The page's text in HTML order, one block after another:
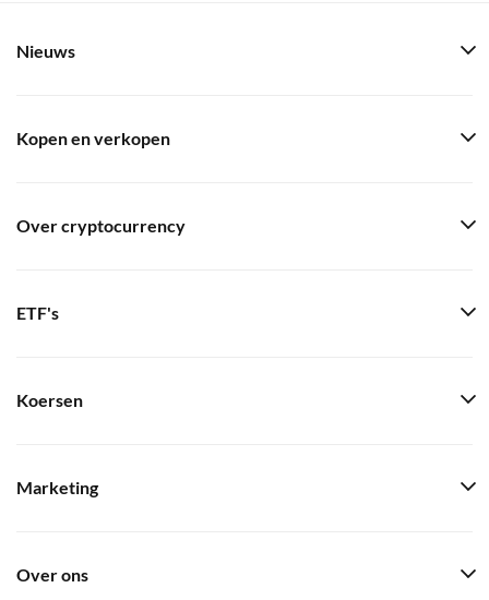
Nieuws
Kopen en verkopen
Over cryptocurrency
ETF's
Koersen
Marketing
Over ons